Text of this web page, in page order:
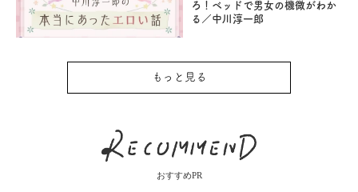
ろ！ベッドで男女の機微がわか
る／中川淳一郎
もっと見る
おすすめPR